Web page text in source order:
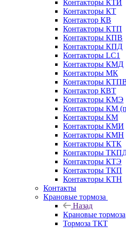
Контакторы КТИ
Контакторы КТ
Контактор КВ
Контакторы КТП
Контакторы КПВ
Контакторы КПД
Контакторы LC1
Контакторы КМД
Контакторы МК
Контакторы
Контактор КВТ
Контакторы КМЭ
Контакторы КМ
Контакторы КМ
Контакторы КМИ
Контакторы КМН
Контакторы КТК
Контакторы
Контакторы КТЭ
Контакторы ТКП
Контакторы КТН
Контакты
Крановые тормоза
Назад
Крановые тормоза
Тормоза ТКТ